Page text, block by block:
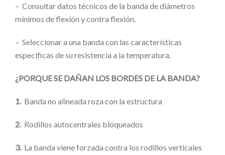
– Consultar datos técnicos de la banda de diámetros
mínimos de flexión y contra flexión.
– Seleccionar a una banda con las características
especificas de su resistencia a la temperatura.
¿PORQUE SE DAÑAN LOS BORDES DE LA BANDA?
1. Banda no alineada roza con la estructura
2. Rodillos autocentrales bloqueados
3. La banda viene forzada contra los rodillos verticales